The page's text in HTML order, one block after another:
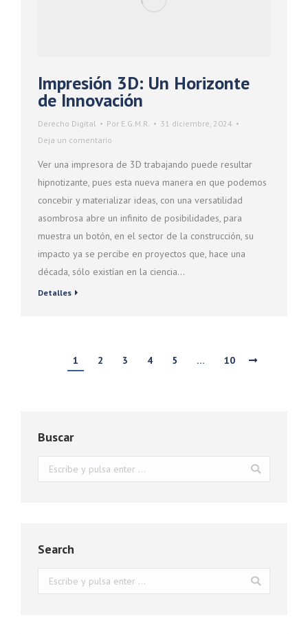
Impresión 3D: Un Horizonte
de Innovación
Derecho Digital Por E.G.M.R.
31 diciembre, 2024
Deja un comentario
Ver una impresora de 3D trabajando puede resultar
hipnotizante, pues esta nueva manera en que podemos
concebir y materializar ideas, con una versatilidad
asombrosa abre un infinito de posibilidades, para
muestra un botón, en el sector de la construcción, su
impacto ya se percibe en proyectos que, hace una
década, sólo existían en la ciencia…
Detalles
1 2 3 4 5 … 10
Buscar
Buscar:
Search
Buscar: